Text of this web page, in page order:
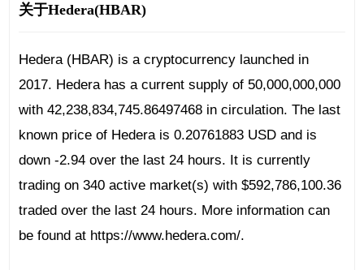
关于Hedera(HBAR)
Hedera (HBAR) is a cryptocurrency launched in
2017. Hedera has a current supply of 50,000,000,000
with 42,238,834,745.86497468 in circulation. The last
known price of Hedera is 0.20761883 USD and is
down -2.94 over the last 24 hours. It is currently
trading on 340 active market(s) with $592,786,100.36
traded over the last 24 hours. More information can
be found at https://www.hedera.com/.